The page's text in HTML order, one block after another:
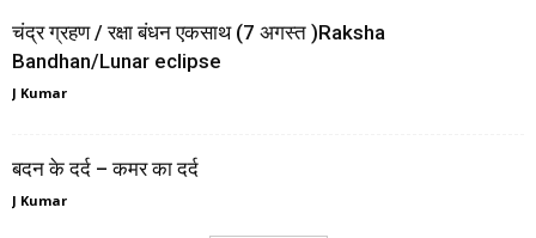
चंद्र ग्रहण / रक्षा बंधन एकसाथ (7 अगस्त )Raksha
Bandhan/Lunar eclipse
J Kumar
बदन के दर्द – कमर का दर्द
J Kumar